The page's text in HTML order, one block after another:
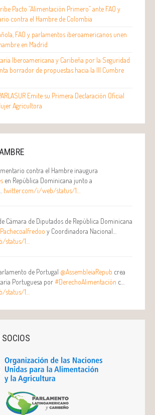
Pacto “Alimentación Primero” ante FAO y
contra el Hambre de Colombia
FAO y parlamentos iberoamericanos unen
en Madrid
Iberoamericana y Caribeña por la Seguridad
borrador de propuestas hacia la III Cumbre
Emite su Primera Declaración Oficial
Agricultora
contra el Hambre inaugura
en República Dominicana junto a
twitter.com/i/web/status/1…
de Diputados de República Dominicana
y Coordinadora Nacional…
1…
de Portugal @AssembleiaRepub crea
Portuguesa por#DerechoAlimentación c…
1…